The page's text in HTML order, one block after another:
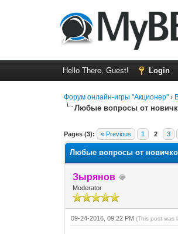
Hello There, Guest! Login
Форум онлайн-игры "Акционер" ›
Любые вопросы от
Pages (3): « Previous 1 2 3
0 Vote(s) - 0 Average
1
2
3
4
5
Любые вопросы от
Зырянов
Moderator
09-24-2016, 09:22 PM(This post was